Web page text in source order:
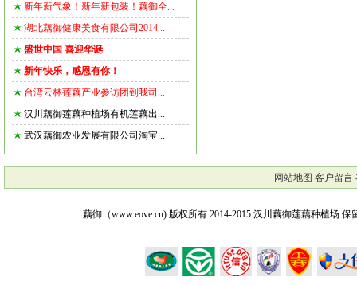
新年新气象！新年新包装！藕御全...
湖北藕御健康美食有限公司2014...
盛世中国 喜迎华诞
新年快乐，感恩有你！
台湾云林莲藕产业参访团到我司...
汉川藕御莲藕种植场有机莲藕出...
武汉藕御农业发展有限公司淘宝...
网站地图 客户留言
藕御（www.eove.cn) 版权所有2014-2015 汉川藕御莲藕种植场 保